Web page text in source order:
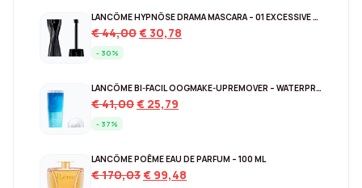
€ 58,50.
LANCÔME HYPNÔSE DRAMA MASCARA – 01 EXCESSIVE BLACK
€44,00Original
€30,78
- 30%
LANCÔME BI-FACIL OOGMAKE-UPREMOVER – WATERPROOF 125 ML
€41,00Original
€ 41,00.
€ 25,79
- 37%
LANCÔME POÊME EAU DE PARFUM – 100 ML
€170,03Original
€ 99,48